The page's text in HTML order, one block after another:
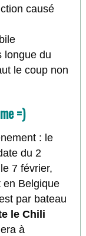
causé
longue du
le coup non
=)
: le
du 2
7 février,
en Belgique
par bateau
le Chili
à